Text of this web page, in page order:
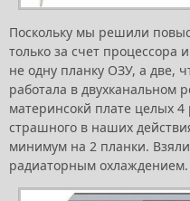
Поскольку мы решили
только за счет процессора
не одну планку ОЗУ, а две,
работала в двухканальном
материнсокй плате целых
страшного в наших
минимум на 2 планки.
радиаторным охлаждением.